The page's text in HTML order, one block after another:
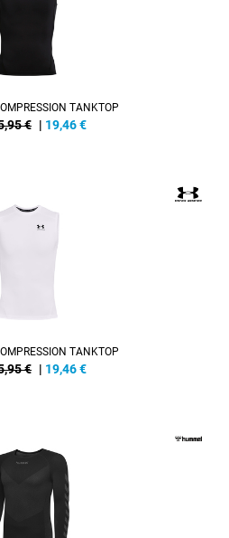
TANKTOP
€ | 19,46€
TANKTOP
€ | 19,46€